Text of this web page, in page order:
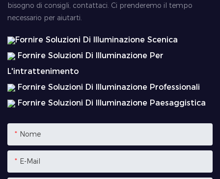
bisogno di consigli, contattaci. Ci prenderemo il tempo
necessario per aiutarti.
Fornire Soluzioni Di Illuminazione Scenica
Fornire Soluzioni Di Illuminazione Per
L'intrattenimento
Fornire Soluzioni Di Illuminazione Professionali
Fornire Soluzioni Di Illuminazione Paesaggistica
Nome
E-Mail